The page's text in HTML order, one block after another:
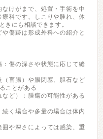
けがまで、処置・手術を中
科です。しこりや腫れ、体
きにも相談できます。
傷跡は形成外科への紹介と
：傷の深さや状態に応じて縫
（盲腸）や腸閉塞、胆石など
ことがある
ど）：腫瘍の可能性がある
く場合や多量の場合は体内
囲や深さによっては感染、重